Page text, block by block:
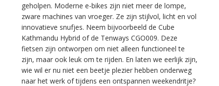
geholpen. Moderne e-bikes zijn niet meer de lompe,
zware machines van vroeger. Ze zijn stijlvol, licht en vol
innovatieve snufjes. Neem bijvoorbeeld de Cube
Kathmandu Hybrid of de Tenways CGO009. Deze
fietsen zijn ontworpen om niet alleen functioneel te
zijn, maar ook leuk om te rijden. En laten we eerlijk zijn,
wie wil er nu niet een beetje plezier hebben onderweg
naar het werk of tijdens een ontspannen weekendritje?